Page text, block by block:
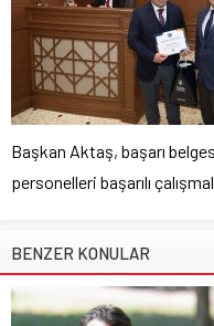
Başkan Aktaş, başarı
personelleri başarılı
BENZER KONULAR